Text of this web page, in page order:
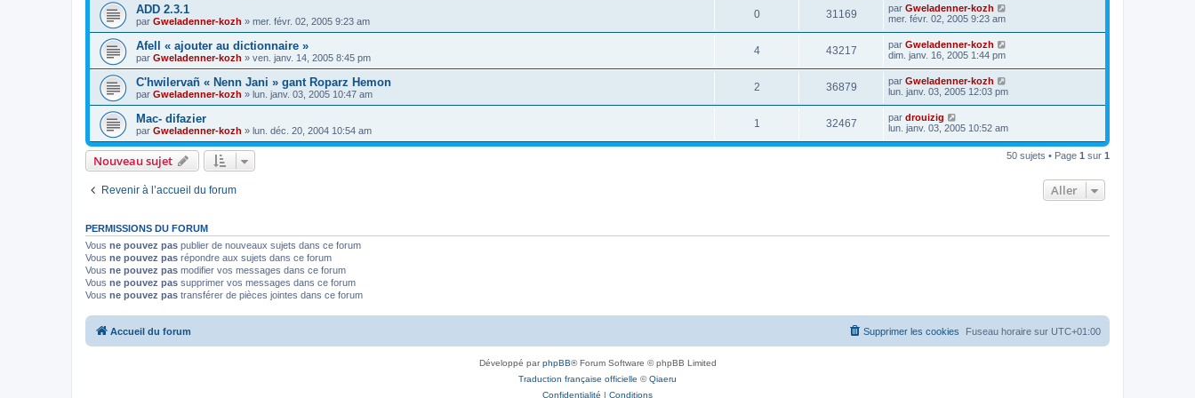
ADD 2.3.1
par Gweladenner-kozh » mer. févr. 02, 2005 9:23 am
0 31169 par Gweladenner-kozh
mer. févr. 02, 2005 9:23 am
Afell « ajouter au dictionnaire »
par Gweladenner-kozh » ven. janv. 14, 2005 8:45 pm
4 43217 par Gweladenner-kozh
dim. janv. 16, 2005 1:44 pm
C'hwilervañ « Nenn Jani » gant Roparz Hemon
par Gweladenner-kozh » lun. janv. 03, 2005 10:47 am
2 36879 par Gweladenner-kozh
lun. janv. 03, 2005 12:03 pm
Mac- difazier
par Gweladenner-kozh » lun. déc. 20, 2004 10:54 am
1 32467 par drouizig
lun. janv. 03, 2005 10:52 am
Nouveau sujet 50 sujets • Page 1 sur 1
Revenir à l’accueil du forum Aller
PERMISSIONS DU FORUM
Vous ne pouvez pas publier de nouveaux sujets dans ce forum
Vous ne pouvez pas répondre aux sujets dans ce forum
Vous ne pouvez pas modifier vos messages dans ce forum
Vous ne pouvez pas supprimer vos messages dans ce forum
Vous ne pouvez pas transférer de pièces jointes dans ce forum
Accueil du forum Fuseau horaire sur UTC+01:00
Supprimer les cookies
Développé parphpBB® Forum Software © phpBB Limited
Traduction française officielle ©Qiaeru
Confidentialité | Conditions